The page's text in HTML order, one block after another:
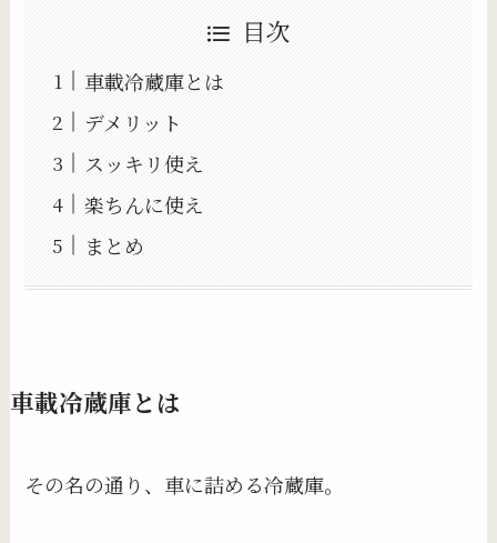
目次
車載冷蔵庫とは
デメリット
スッキリ使え
楽ちんに使え
まとめ
車載冷蔵庫とは
その名の通り、車に詰める冷蔵庫。